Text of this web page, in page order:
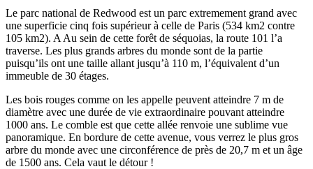
Le parc national de Redwood est un parc extremement grand avec
une superficie cinq fois supérieur à celle de Paris (534 km2 contre
105 km2). A Au sein de cette forêt de séquoias, la route 101 l’a
traverse. Les plus grands arbres du monde sont de la partie
puisqu’ils ont une taille allant jusqu’à 110 m, l’équivalent d’un
immeuble de 30 étages.
Les bois rouges comme on les appelle peuvent atteindre 7 m de
diamètre avec une durée de vie extraordinaire pouvant atteindre
1000 ans. Le comble est que cette allée renvoie une sublime vue
panoramique. En bordure de cette avenue, vous verrez le plus gros
arbre du monde avec une circonférence de près de 20,7 m et un âge
de 1500 ans. Cela vaut le détour !